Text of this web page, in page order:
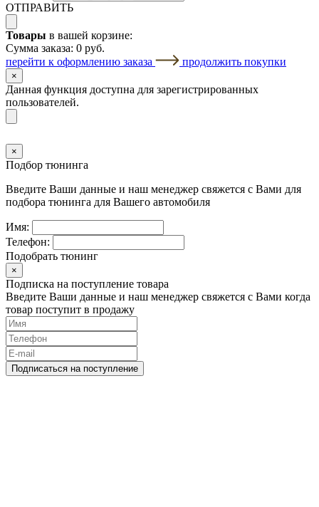
ОТПРАВИТЬ
Товары в вашей корзине:
Сумма заказа: 0 руб.
перейти к оформлению заказа
продолжить покупки
×
Данная функция доступна для зарегистрированных
пользователей.
×
Подбор тюнинга
Введите Ваши данные и наш менеджер свяжется с Вами для
подбора тюнинга для Вашего автомобиля
Имя:
Телефон:
Подобрать тюнинг
×
Подписка на поступление товара
Введите Ваши данные и наш менеджер свяжется с Вами когда
товар поступит в продажу